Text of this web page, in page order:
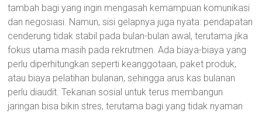
tambah bagi yang ingin mengasah kemampuan komunikasi
dan negosiasi. Namun, sisi gelapnya juga nyata: pendapatan
cenderung tidak stabil pada bulan-bulan awal, terutama jika
fokus utama masih pada rekrutmen. Ada biaya-biaya yang
perlu diperhitungkan seperti keanggotaan, paket produk,
atau biaya pelatihan bulanan, sehingga arus kas bulanan
perlu diaudit. Tekanan sosial untuk terus membangun
jaringan bisa bikin stres, terutama bagi yang tidak nyaman